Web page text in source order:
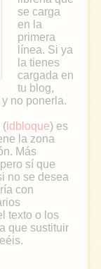
se carga
en la
primera
línea. Si ya
la tienes
cargada en
tu blog,
no ponerla.
(idbloque) es
la zona
Más
sí que
no se desea
con
texto o los
que sustituir